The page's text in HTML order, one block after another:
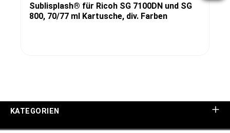
Sublisplash® für Ricoh SG 7100DN und SG
800, 70/77 ml Kartusche, div. Farben
KATEGORIEN